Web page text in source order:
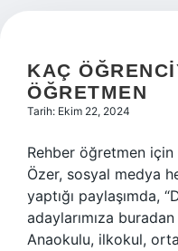
KAÇ
ÖĞRETMEN
Tarih: Ekim 22, 2024
Rehber öğretmen
Özer, sosyal medya
yaptığı paylaşımda,
adaylarımıza
Anaokulu, ilkokul,